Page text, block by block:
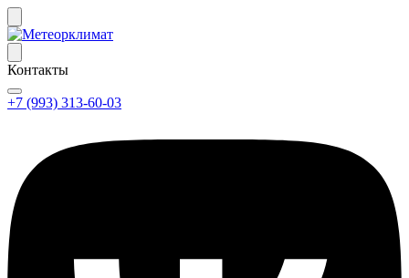
Контакты
+7 (993) 313-60-03